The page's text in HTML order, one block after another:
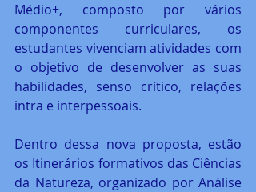
Médio+, composto por vários
componentes curriculares, os
estudantes vivenciam atividades com
o objetivo de desenvolver as suas
habilidades, senso crítico, relações
intra e interpessoais.
Dentro dessa nova proposta, estão
os Itinerários formativos das Ciências
da Natureza, organizado por Análise